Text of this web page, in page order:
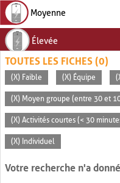
Moyenne
Élevée
TOUTES LES FICHES (0)
(X) Faible (X) Équipe
(X) Moyen groupe (entre 30 et
(X) Activités courtes (< 30
(X) Individuel
Votre recherche n'a